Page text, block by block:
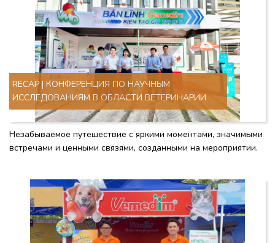
RECAP | КОНФЕРЕНЦИЯ ПО НАУЧНЫМ
ИССЛЕДОВАНИЯМ В ОБЛАСТИ ВЕТЕРИНАРИИ
Незабываемое путешествие с яркими моментами, значимыми
встречами и ценными связями, созданными на мероприятии.